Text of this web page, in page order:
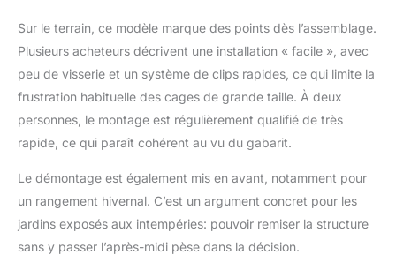
résistants à la
corrosion, empêchant
efficacement la surface
du cadre du but d'être
prolongeant ainsi la
durée de vie du tube en
et à transporter】: Livré
avec des instructions
d'installation détaillées,
il vous permet
Sur le terrain, ce modèle marque des points dès l’assemblage.
Plusieurs acheteurs décrivent une installation « facile », avec
peu de visserie et un système de clips rapides, ce qui limite la
frustration habituelle des cages de grande taille. À deux
personnes, le montage est régulièrement qualifié de très
rapide, ce qui paraît cohérent au vu du gabarit.
Le démontage est également mis en avant, notamment pour
un rangement hivernal. C’est un argument concret pour les
jardins exposés aux intempéries: pouvoir remiser la structure
sans y passer l’après-midi pèse dans la décision.